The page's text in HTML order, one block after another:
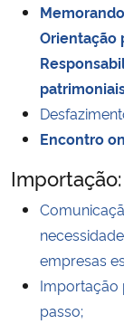
Orientação
Encontro
Importação:
empresas
Importação
passo;